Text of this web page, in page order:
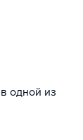
одной из